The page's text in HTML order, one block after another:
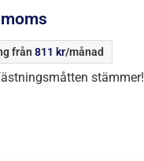
från 811 kr/månad
stämmer!